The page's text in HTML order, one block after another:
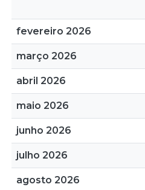
fevereiro 2026
março 2026
abril 2026
maio 2026
junho 2026
julho 2026
agosto 2026